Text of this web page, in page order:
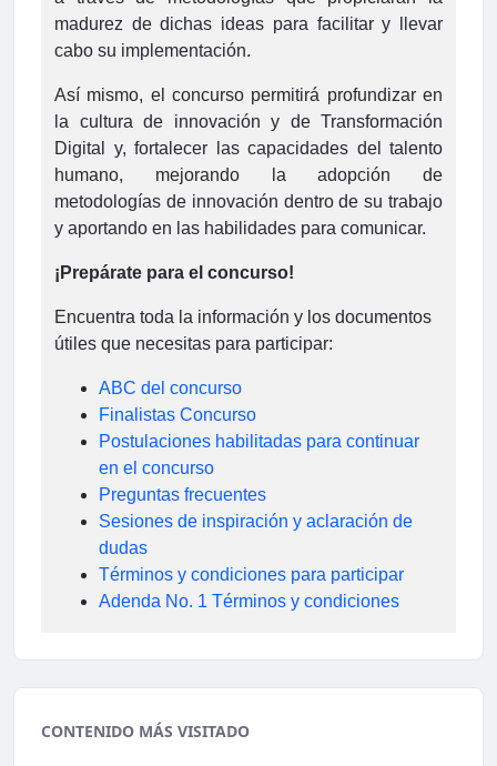
madurez de dichas ideas para facilitar y llevar
cabo su implementación.
Así mismo, el concurso permitirá profundizar en
la cultura de innovación y de Transformación
Digital y, fortalecer las capacidades del talento
humano, mejorando la adopción de
metodologías de innovación dentro de su trabajo
y aportando en las habilidades para comunicar.
¡Prepárate para el concurso!
Encuentra toda la información y los documentos
útiles que necesitas para participar:
ABC del concurso
Finalistas Concurso
Postulaciones habilitadas para continuar
en el concurso
Preguntas frecuentes
Sesiones de inspiración y aclaración de
dudas
Términos y condiciones para participar
Adenda No. 1 Términos y condiciones
CONTENIDO MÁS VISITADO